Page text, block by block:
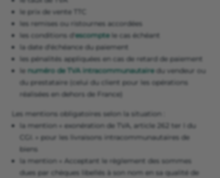
le prix de vente TTC
les remises ou ristournes accordées
les conditions d'escomptele cas échéant
la date d'échéance du paiement
les pénalités appliquées en cas de retard de paiement
le numéro de TVA intracommunautairedu vendeur ou
du prestataire (celui du client pour les opérations
réalisées en dehors de France)
Les mentions obligatoires selon la situation :
la mention « exonération de TVA, article 262 ter I du
CGI. » pour les livraisons intracommunautaires de
biens
la mention « Acceptant le règlement des sommes
dues par chèques libellés à son nom en sa qualité de